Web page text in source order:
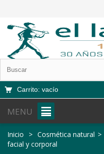
Carrito: vacío
MENU
Inicio > Cosmética natural >
facial y corporal